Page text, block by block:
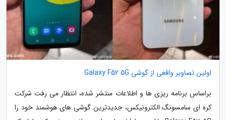
اولین تصاویر واقعی از گوشی Galaxy F52 5G
براساس برنامه ریزی ها و اطلاعات منتشر شده، انتظار می رفت شرکت
کره ای سامسونگ الکترونیکس، جدیدترین گوشی های هوشمند خود را